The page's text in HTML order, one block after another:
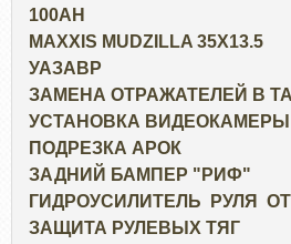
100AH
MAXXIS MUDZILLA 35X13.5
УАЗАВР
ЗАМЕНА ОТРАЖАТЕЛЕЙ В
УСТАНОВКА
ПОДРЕЗКА АРОК
ЗАДНИЙ БАМПЕР "РИФ"
ГИДРОУСИЛИТЕЛЬ РУЛЯ
ЗАЩИТА РУЛЕВЫХ ТЯГ